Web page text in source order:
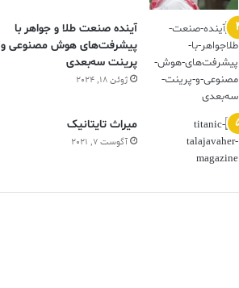
آینده صنعت طلا و جواهر با
پیشرفت‌های هوش مصنوعی و
پرینت سه‌بعدی
ژوئن 18, 2024
ميراث تايتانيک
آگوست 7, 2021